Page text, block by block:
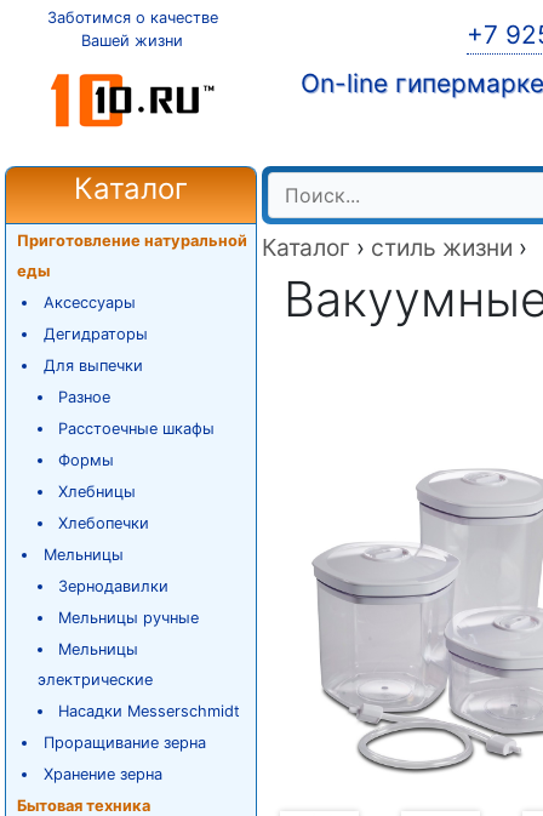
Заботимся о качестве
Вашей жизни
+7
On-line
Каталог
Приготовление натуральной
еды
Аксессуары
Дегидраторы
Для выпечки
Разное
Расстоечные шкафы
Формы
Хлебницы
Хлебопечки
Мельницы
Зернодавилки
Мельницы ручные
Мельницы
электрические
Насадки Messerschmidt
Проращивание зерна
Хранение зерна
Бытовая техника
Каталог › стиль жизни ›